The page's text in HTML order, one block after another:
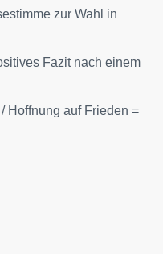
zur Wahl in
Fazit nach einem
Hoffnung auf Frieden =